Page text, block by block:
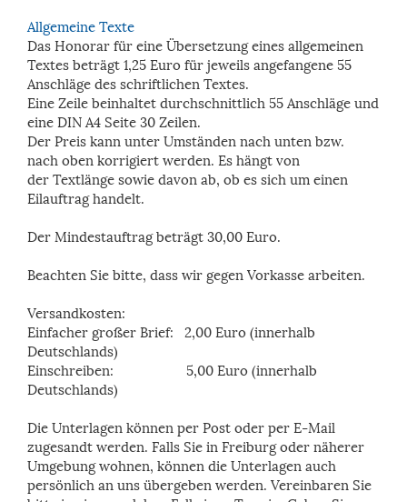
Allgemeine Texte
Das Honorar für eine Übersetzung eines allgemeinen
Textes beträgt 1,25 Euro für jeweils angefangene 55
Anschlägedes schriftlichen Textes.
Eine Zeile beinhaltet durchschnittlich 55 Anschläge und
eine DIN A4 Seite 30 Zeilen.
Der Preis kann unter Umständen nach unten bzw.
nach oben korrigiert werden. Es hängt von
der Textlänge sowie davon ab, ob es sich um einen
Eilauftrag handelt.
Der Mindestauftrag beträgt 30,00 Euro.
Beachten Sie bitte, dass wir gegen Vorkasse arbeiten.
Versandkosten:
Einfacher großer Brief: 2,00 Euro (innerhalb
Deutschlands)
Einschreiben: 5,00 Euro (innerhalb
Deutschlands)
Die Unterlagen können per Post oder per E-Mail
zugesandt werden. Falls Sie in Freiburg oder näherer
Umgebung wohnen, können die Unterlagen auch
persönlich an uns übergeben werden. Vereinbaren Sie